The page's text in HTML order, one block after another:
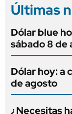
Últimas
Dólar blue
sábado 8 de
Dólar hoy: a
de agosto
¿Necesitas